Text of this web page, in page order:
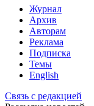
Журнал
Архив
Авторам
Реклама
Подписка
Темы
English
Связь с редакцией